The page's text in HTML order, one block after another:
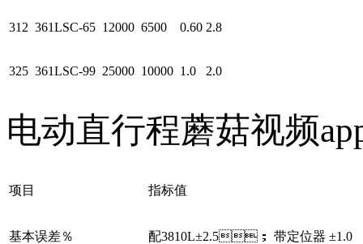
312 361LSC-65 12000 6500 0.60 2.8
325 361LSC-99 25000 10000 1.0 2.0
电动直行程蘑菇视频
项目 指标值
基本误差％ 配3810L±2.5； 带定位器 ±1.0